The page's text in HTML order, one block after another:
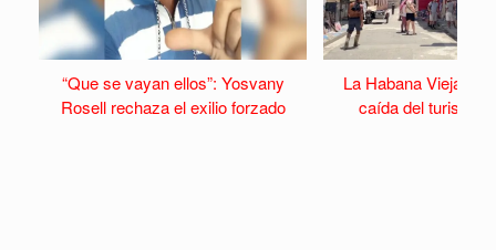
“Que se vayan ellos”: Yosvany
Rosell rechaza el exilio forzado
La Habana Vieja se
caída del turismo